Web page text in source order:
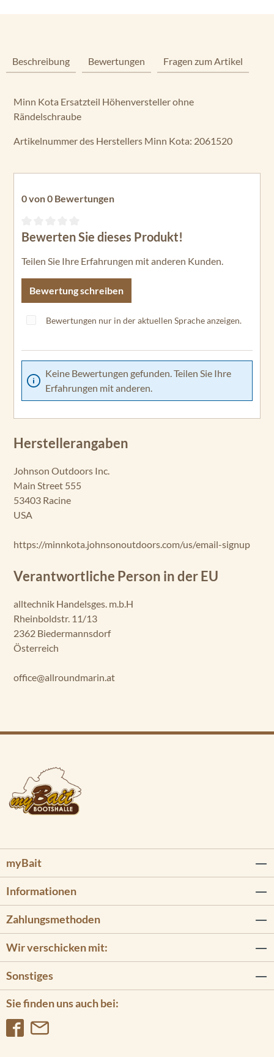
Beschreibung Bewertungen Fragen zum Artikel
Minn Kota Ersatzteil Höhenversteller ohne
Rändelschraube
Artikelnummer des Herstellers Minn Kota: 2061520
0 von 0 Bewertungen
Durchschnittliche Bewertung von 0 von 5 Sternen
Bewerten Sie dieses Produkt!
Teilen Sie Ihre Erfahrungen mit anderen Kunden.
Bewertung schreiben
Bewertungen nur in der aktuellen Sprache anzeigen.
Keine Bewertungen gefunden. Teilen Sie Ihre
Erfahrungen mit anderen.
Herstellerangaben
Johnson Outdoors Inc.
Main Street 555
53403 Racine
USA
https://minnkota.johnsonoutdoors.com/us/email-signup
Verantwortliche Person in der EU
alltechnik Handelsges. m.b.H
Rheinboldstr. 11/13
2362 Biedermannsdorf
Österreich
office@allroundmarin.at
myBait
Informationen
Sie finden uns auch bei:
Zahlungsmethoden
Wir verschicken mit:
Sonstiges